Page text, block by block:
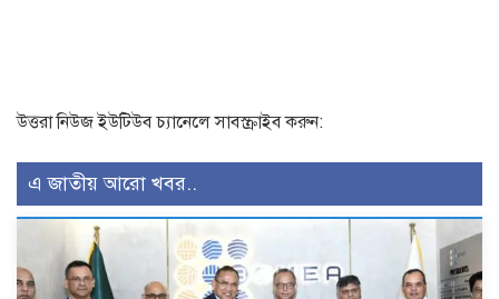
উত্তরা নিউজ ইউটিউব চ্যানেলে সাবস্ক্রাইব করুন:
এ জাতীয় আরো খবর..